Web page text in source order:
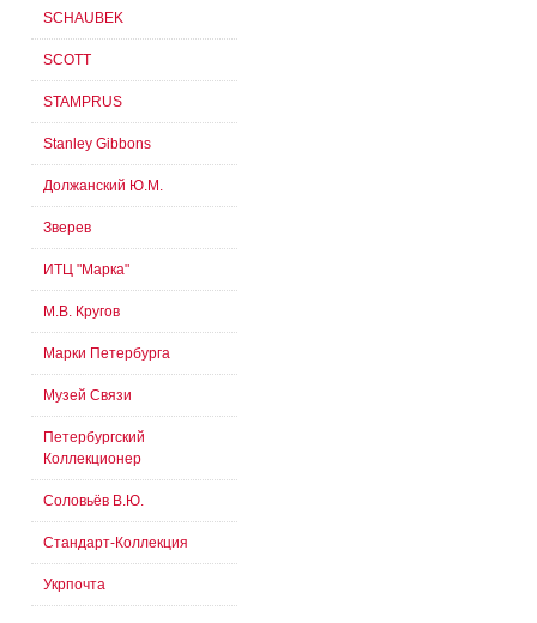
SCHAUBEK
SCOTT
STAMPRUS
Stanley Gibbons
Должанский Ю.М.
Зверев
ИТЦ "Марка"
М.В. Кругов
Марки Петербурга
Музей Связи
Петербургский
Коллекционер
Соловьёв В.Ю.
Стандарт-Коллекция
Укрпочта